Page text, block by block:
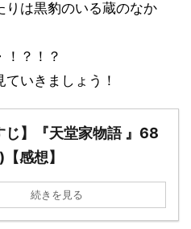
りは黒豹のいる蔵のなか
！？！？
いきましょう！
じ】『天堂家物語 』68
感想】
続きを見る